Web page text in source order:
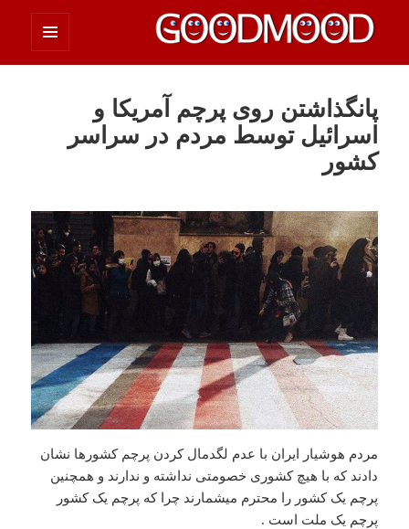
چیزای خووب مووب
پانگذاشتن روی پرچم آمریکا و
اسرائیل توسط مردم در سراسر
کشور
مردم هوشیار ایران با عدم لگدمال کردن پرچم کشورها نشان
دادند که با هیچ کشوری خصومتی نداشته و ندارند و همچنین
پرچم یک کشور را محترم میشمارند چرا که پرچم یک کشور
پرچم یک ملت است .